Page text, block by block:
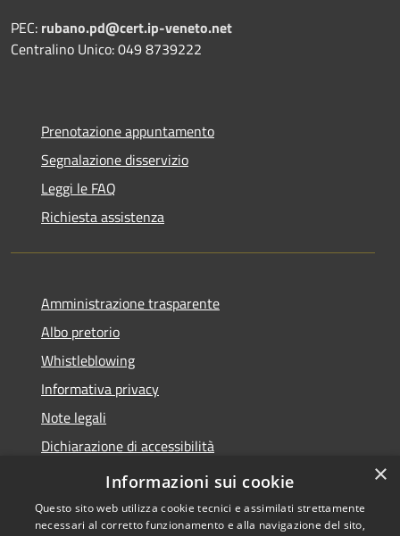
PEC: rubano.pd@cert.ip-veneto.net
Centralino Unico: 049 8739222
Prenotazione appuntamento
Segnalazione disservizio
Leggi le FAQ
Richiesta assistenza
Amministrazione trasparente
Albo pretorio
Whistleblowing
Informativa privacy
Note legali
Dichiarazione di accessibilità
Obiettivi di accessibilità 2026
×
Informazioni sui cookie
Questo sito web utilizza cookie tecnici e assimilati strettamente
necessari al corretto funzionamento e alla navigazione del sito,